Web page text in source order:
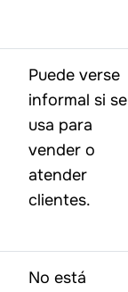
Puede verse
informal si se
usa para
vender o
atender
clientes.
No está